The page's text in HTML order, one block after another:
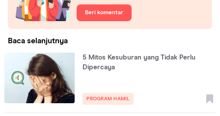
Beri komentar
Baca selanjutnya
5 Mitos Kesuburan yang Tidak Perlu
Dipercaya
PROGRAM HAMIL